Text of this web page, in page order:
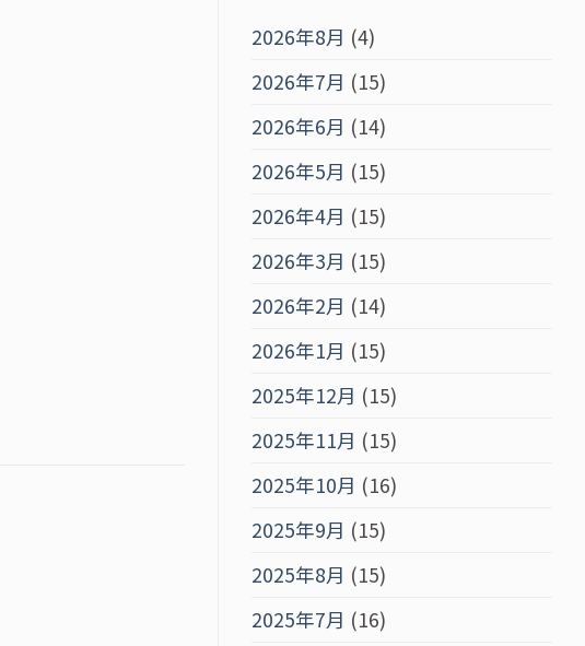
2026年8月 (4)
2026年7月 (15)
2026年6月 (14)
2026年5月 (15)
2026年4月 (15)
2026年3月 (15)
2026年2月 (14)
2026年1月 (15)
2025年12月 (15)
2025年11月 (15)
2025年10月 (16)
2025年9月 (15)
2025年8月 (15)
2025年7月 (16)